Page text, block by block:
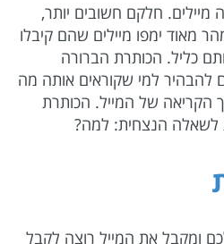
חלקם חשובים יותר,
מאוד ימפו מיילים שהם קיבלו
כליל. הכותרת הברורה
להבהיר למי שקוראים אותה מה
של המייל. הכותרת
לשאלה הנצחית: למה?
ומקבל את המייל רוצה לקבל